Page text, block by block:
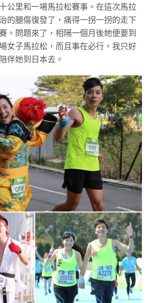
公里和一場馬拉松賽事。在這次馬拉
的腿傷復發了，痛得一拐一拐的走下
。問題來了，相隔一個月後她便要到
女子馬拉松，而且事在必行，我只好
伴她到日本去。